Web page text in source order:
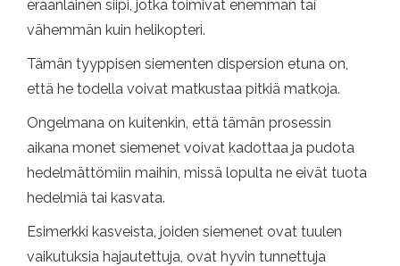
eräänlainen siipi, jotka toimivat enemmän tai
vähemmän kuin helikopteri.
Tämän tyyppisen siementen dispersion etuna on,
että he todella voivat matkustaa pitkiä matkoja.
Ongelmana on kuitenkin, että tämän prosessin
aikana monet siemenet voivat kadottaa ja pudota
hedelmättömiin maihin, missä lopulta ne eivät tuota
hedelmiä tai kasvata.
Esimerkki kasveista, joiden siemenet ovat tuulen
vaikutuksia hajautettuja, ovat hyvin tunnettuja